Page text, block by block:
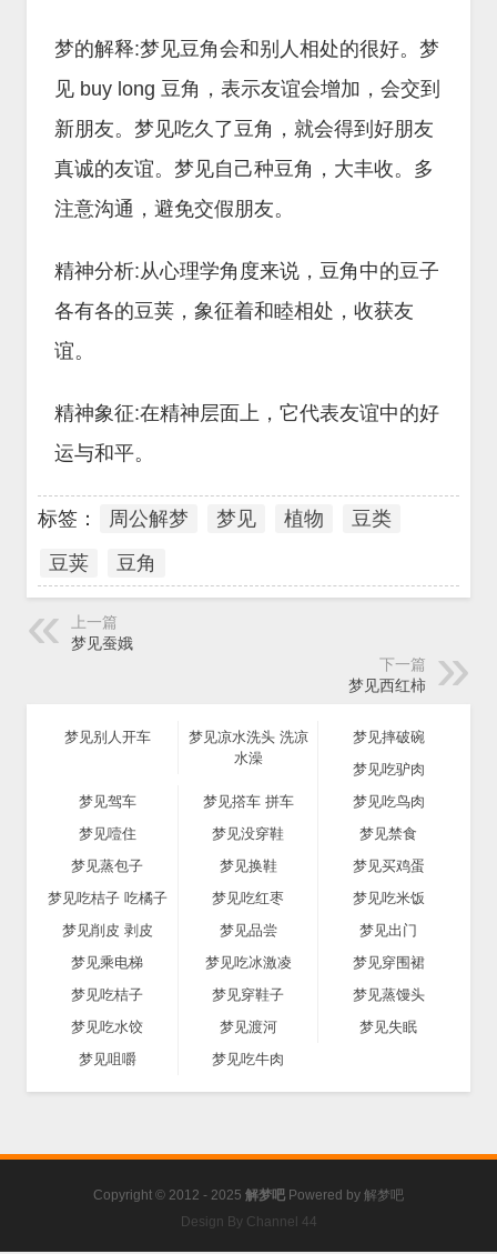
梦的解释:梦见豆角会和别人相处的很好。梦
见 buy long 豆角，表示友谊会增加，会交到
新朋友。梦见吃久了豆角，就会得到好朋友
真诚的友谊。梦见自己种豆角，大丰收。多
注意沟通，避免交假朋友。
精神分析:从心理学角度来说，豆角中的豆子
各有各的豆荚，象征着和睦相处，收获友
谊。
精神象征:在精神层面上，它代表友谊中的好
运与和平。
标签： 周公解梦 梦见 植物
豆类
豆荚
豆角
上一篇
梦见蚕娥
下一篇
梦见西红柿
梦见别人开车
梦见凉水洗头 洗凉
水澡
梦见摔破碗
梦见吃驴肉
梦见驾车
梦见撘车 拼车
梦见吃鸟肉
梦见噎住
梦见没穿鞋
梦见禁食
梦见蒸包子
梦见换鞋
梦见买鸡蛋
梦见吃桔子 吃橘子
梦见吃红枣
梦见吃米饭
梦见削皮 剥皮
梦见品尝
梦见出门
梦见乘电梯
梦见吃冰激凌
梦见穿围裙
梦见吃桔子
梦见穿鞋子
梦见蒸馒头
梦见吃水饺
梦见渡河
梦见失眠
梦见咀嚼
梦见吃牛肉
Copyright © 2012 - 2025 解梦吧 Powered by 解梦吧
Design By Channel 44